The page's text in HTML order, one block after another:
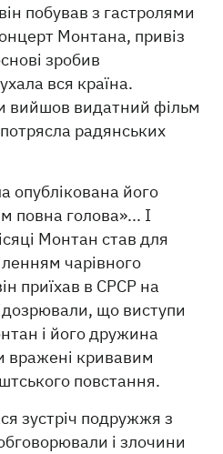
побував з гастролями
Монтана, привіз
зробив
вся країна.
вийшов видатний фільм
радянських
опублікована його
повна голова»... І
Монтан став для
чарівного
приїхав в СРСР на
що виступи
і його дружина
вражені кривавим
повстання.
зустріч подружжя з
і злочини